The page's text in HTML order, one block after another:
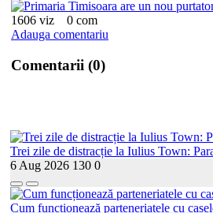
1606 viz
0 com
Adauga comentariu
Comentarii (0)
Trei zile de distracție la Iulius Town:
6 Aug 2026 130 0
Cum funcționează parteneriatele cu